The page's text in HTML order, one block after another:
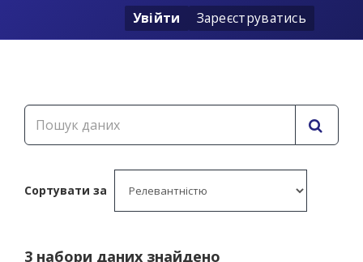
Увійти Зареєструватись
Сортувати за
3 набори даних знайдено